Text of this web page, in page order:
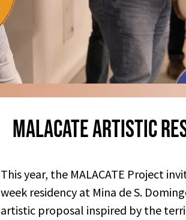
Malacate Artistic
This year, the MALACATE Project
week residency at Mina de S.
artistic proposal inspired by the